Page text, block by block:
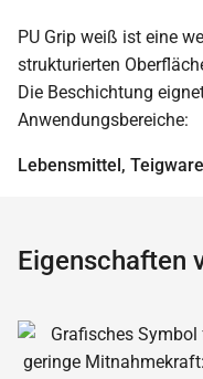
PU Grip weiß ist eine
strukturierten
Die Beschichtung
Anwendungsbereiche:
Lebensmittel,
Eigenschaften